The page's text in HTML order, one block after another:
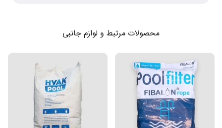
محصولات مرتبط و لوازم جانبی